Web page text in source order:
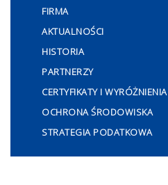
FIRMA
AKTUALNOŚCI
HISTORIA
PARTNERZY
CERTYFIKATY I WYRÓŻNIENIA
OCHRONA ŚRODOWISKA
STRATEGIA PODATKOWA